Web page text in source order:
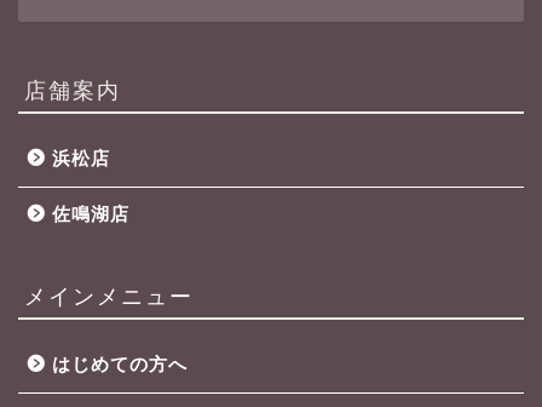
店舗案内
浜松店
佐鳴湖店
メインメニュー
はじめての方へ